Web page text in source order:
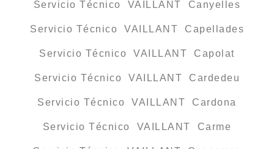
Servicio Técnico VAILLANT Canyelles
Servicio Técnico VAILLANT Capellades
Servicio Técnico VAILLANT Capolat
Servicio Técnico VAILLANT Cardedeu
Servicio Técnico VAILLANT Cardona
Servicio Técnico VAILLANT Carme